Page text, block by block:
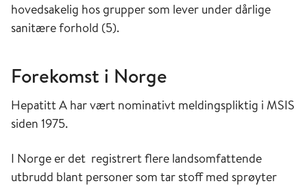
hovedsakelig hos grupper som lever under dårlige
sanitære forhold (5).
Forekomst i Norge
Hepatitt A har vært nominativt meldingspliktig i MSIS
siden 1975.
I Norge er det registrert flere landsomfattende
utbrudd blant personer som tar stoff med sprøyter